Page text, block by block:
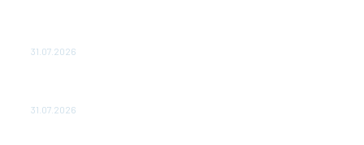
31.07.2026
31.07.2026